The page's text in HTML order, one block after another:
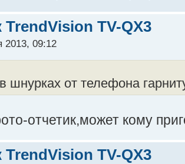
TrendVision TV-QX3
2013, 09:12
шнурках от телефона
отчетик,может кому
TrendVision TV-QX3